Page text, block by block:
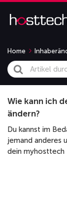
Home
Search
For
Wie kann ich
ändern?
Du kannst im
jemand anderes
dein myhosttech